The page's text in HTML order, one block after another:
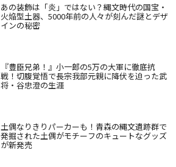
あの装飾は「炎」ではない？縄文時代の国宝・
火焔型土器、5000年前の人々が刻んだ謎とデザ
インの秘密
『豊臣兄弟！』小一郎の5万の大軍に徹底抗
戦！切腹覚悟で長宗我部元親に降伏を迫った武
将・谷忠澄の生涯
土偶なりきりパーカーも！青森の縄文遺跡群で
発掘された土偶がモチーフのキュートなグッズ
が新発売